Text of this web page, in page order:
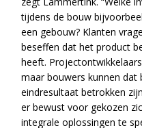
tijdens de bouw
een gebouw? Klanten
beseffen dat het product
heeft.
maar bouwers kunnen
eindresultaat betrokken
er bewust voor gekozen
integrale oplossingen te